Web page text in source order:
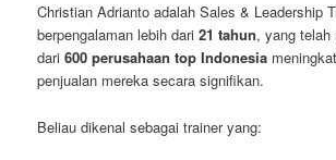
Christian Adrianto adalah Sales & Leadership
berpengalaman lebih dari21 tahun, yang telah
dari600 perusahaan top Indonesia
penjualan mereka secara signifikan.
Beliau dikenal sebagai trainer yang: